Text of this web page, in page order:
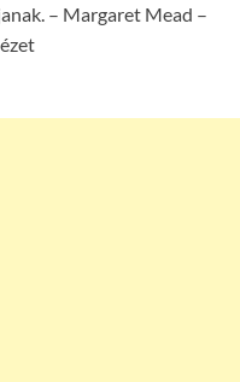
– Margaret Mead –